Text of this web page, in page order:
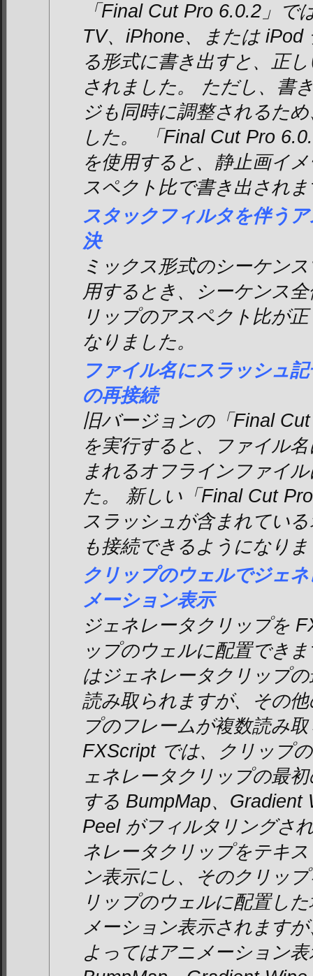
「Final Cut Pro 6.0.2」で
TV、iPhone、または iPod
る形式に書き出すと、正
されました。 ただし、書
ジも同時に調整されるた
した。 「Final Cut Pro
を使用すると、静止画イ
スペクト比で書き出され
スタックフィルタを伴う
決
ミックス形式のシーケン
用するとき、シーケンス
リップのアスペクト比が
なりました。
ファイル名にスラッシュ
の再接続
旧バージョンの「Final
を実行すると、ファイル
まれるオフラインファイ
た。 新しい「Final Cut
スラッシュが含まれてい
も接続できるようになり
クリップのウェルでジェ
メーション表示
ジェネレータクリップを
ップのウェルに配置でき
はジェネレータクリップ
読み取られますが、その
プのフレームが複数読み
FXScript では、クリップ
ェネレータクリップの最
する BumpMap、Gradient
Peel がフィルタリングさ
ネレータクリップをテキ
ン表示にし、そのクリッ
リップのウェルに配置し
メーション表示されます
よってはアニメーション